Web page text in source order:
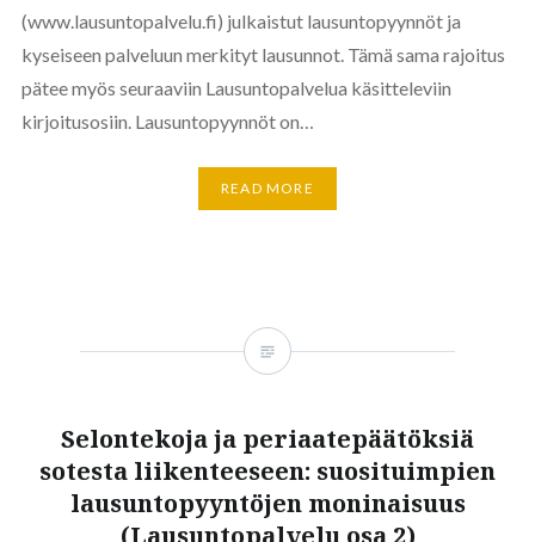
(www.lausuntopalvelu.fi) julkaistut lausuntopyynnöt ja
kyseiseen palveluun merkityt lausunnot. Tämä sama rajoitus
pätee myös seuraaviin Lausuntopalvelua käsitteleviin
kirjoitusosiin. Lausuntopyynnöt on…
READ MORE
Selontekoja ja periaatepäätöksiä
sotesta liikenteeseen: suosituimpien
lausuntopyyntöjen moninaisuus
(Lausuntopalvelu osa 2)